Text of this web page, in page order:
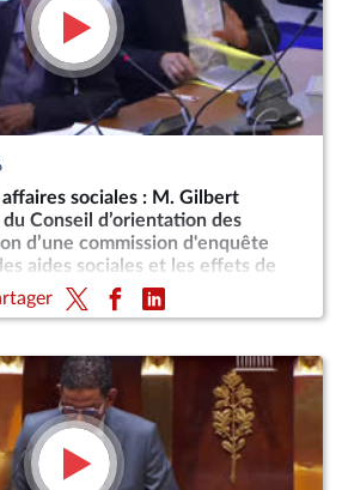
sociales : M. Gilbert
Conseil d’orientation des
d’une commission d'enquête
aides sociales et les effets de
engendrés par leur cumul